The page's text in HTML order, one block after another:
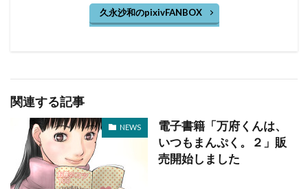
久永沙和のpixivFANBOX
関連する記事
NEWS
電子書籍「万府くんは、
いつもまんぷく。２」販
売開始しました